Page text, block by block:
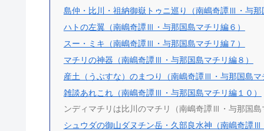
島仲・比川・祖納御嶽トゥニ巡り（南嶋奇譚Ⅲ・与那
ハトの左翼（南嶋奇譚Ⅲ・与那国島マチリ編６）
スー・ミキ（南嶋奇譚Ⅲ・与那国島マチリ編７）
マチリの神器（南嶋奇譚Ⅲ・与那国島マチリ編８）
産土（うぶすな）のまつり（南嶋奇譚Ⅲ・与那国島マ
雑談あれこれ（南嶋奇譚Ⅲ・与那国島マチリ編１０）
ンディマチリは比川のマチリ（南嶋奇譚Ⅲ・与那国島
シュウダの御山ダヌチン岳・久部良水神（南嶋奇譚Ⅲ